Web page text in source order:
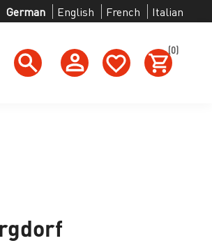
German English French Italian
(0)